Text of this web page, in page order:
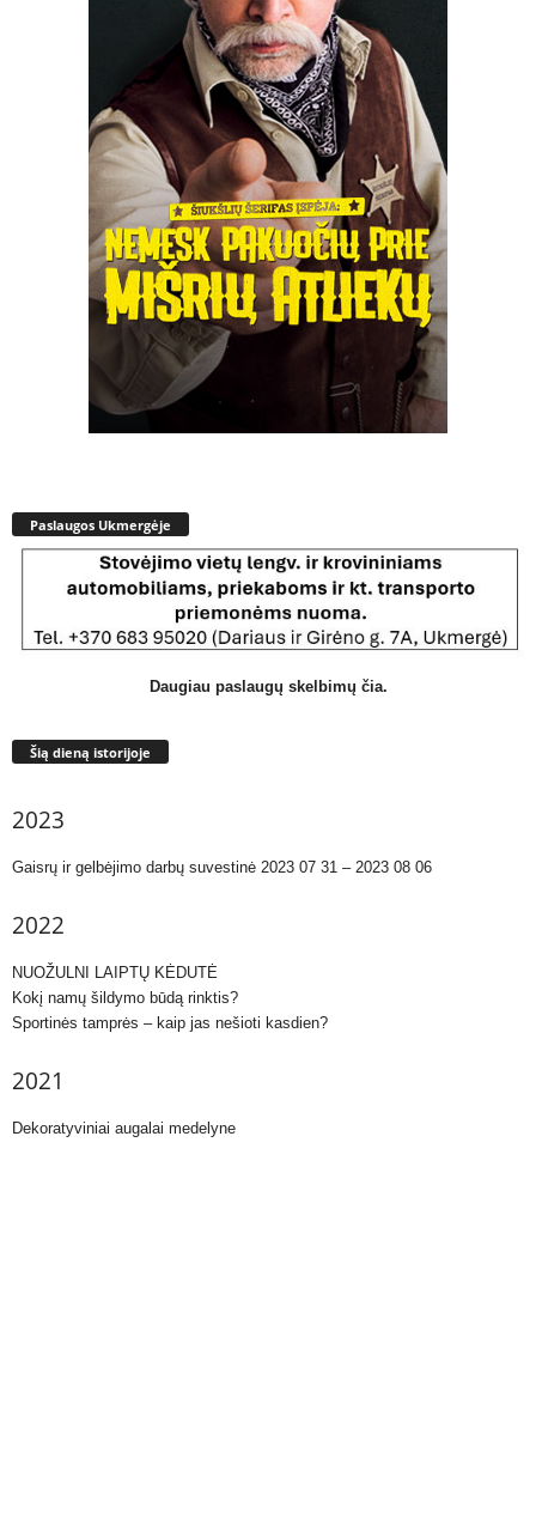
Paslaugos Ukmergėje
Daugiau paslaugų skelbimų čia.
Šią dieną istorijoje
2023
Gaisrų ir gelbėjimo darbų suvestinė 2023 07 31 – 2023 08 06
2022
NUOŽULNI LAIPTŲ KĖDUTĖ
Kokį namų šildymo būdą rinktis?
Sportinės tamprės – kaip jas nešioti kasdien?
2021
Dekoratyviniai augalai medelyne